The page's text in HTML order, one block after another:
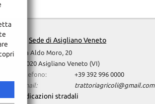
Sede di Asigliano Veneto
Via Aldo Moro, 20
36020 Asigliano Veneto (VI)
Telefono:
+39 392 996 0000
Email:
trattoriagricoli@gmail.com
Indicazioni stradali